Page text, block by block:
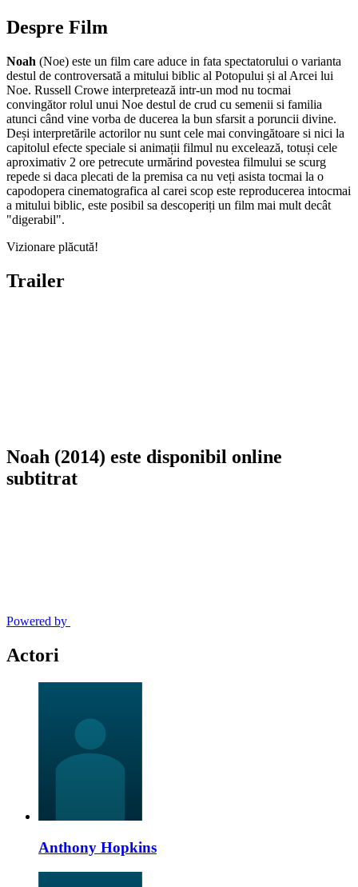
Despre Film
Noah (Noe) este un film care aduce in fata spectatorului o varianta
destul de controversată a mitului biblic al Potopului și al Arcei lui
Noe. Russell Crowe interpretează intr-un mod nu tocmai
convingător rolul unui Noe destul de crud cu semenii si familia
atunci când vine vorba de ducerea la bun sfarsit a poruncii divine.
Deși interpretările actorilor nu sunt cele mai convingătoare si nici la
capitolul efecte speciale si animații filmul nu excelează, totuși cele
aproximativ 2 ore petrecute urmărind povestea filmului se scurg
repede si daca plecati de la premisa ca nu veți asista tocmai la o
capodopera cinematografica al carei scop este reproducerea intocmai
a mitului biblic, este posibil sa descoperiți un film mai mult decât
"digerabil".
Vizionare plăcută!
Trailer
Noah (2014) este disponibil online
subtitrat
Powered by
Actori
Anthony Hopkins